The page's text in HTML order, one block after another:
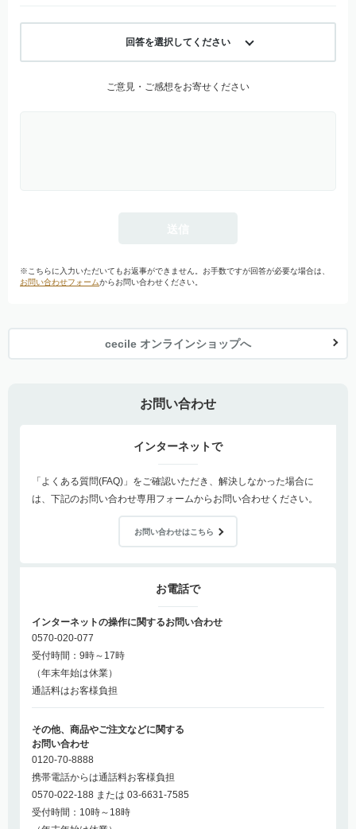
回答を選択してください
ご意見・ご感想をお寄せください
※こちらに入力いただいてもお返事ができません。お手数ですが回答が必要な場合は、
お問い合わせフォームからお問い合わせください。
cecile オンラインショップへ
お問い合わせ
インターネットで
「よくある質問(FAQ)」をご確認いただき、解決しなかった場合に
は、下記のお問い合わせ専用フォームからお問い合わせください。
お問い合わせはこちら
お電話で
インターネットの操作に関するお問い合わせ
0570-020-077
受付時間：9時～17時
（年末年始は休業）
通話料はお客様負担
その他、商品やご注文などに関する
お問い合わせ
0120-70-8888
携帯電話からは通話料お客様負担
0570-022-188 または 03-6631-7585
受付時間：10時～18時